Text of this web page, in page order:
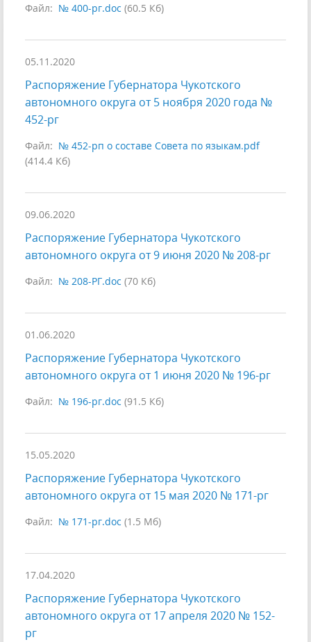
Файл: № 400-рг.doc (60.5 Кб)
05.11.2020
Распоряжение Губернатора Чукотского
автономного округа от 5 ноября 2020 года №
452-рг
Файл: № 452-рп о составе Совета по языкам.pdf
(414.4 Кб)
09.06.2020
Распоряжение Губернатора Чукотского
автономного округа от 9 июня 2020 № 208-рг
Файл: № 208-РГ.doc (70 Кб)
01.06.2020
Распоряжение Губернатора Чукотского
автономного округа от 1 июня 2020 № 196-рг
Файл: № 196-рг.doc (91.5 Кб)
15.05.2020
Распоряжение Губернатора Чукотского
автономного округа от 15 мая 2020 № 171-рг
Файл: № 171-рг.doc (1.5 Мб)
17.04.2020
Распоряжение Губернатора Чукотского
автономного округа от 17 апреля 2020 № 152-
рг